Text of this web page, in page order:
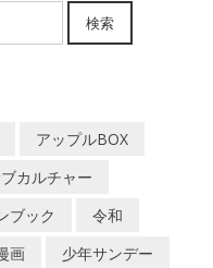
検索
アップルBOX
カルチャー
ブック
令和
画
少年サンデー